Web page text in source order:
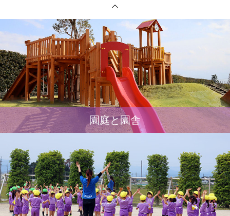
園庭と園舎